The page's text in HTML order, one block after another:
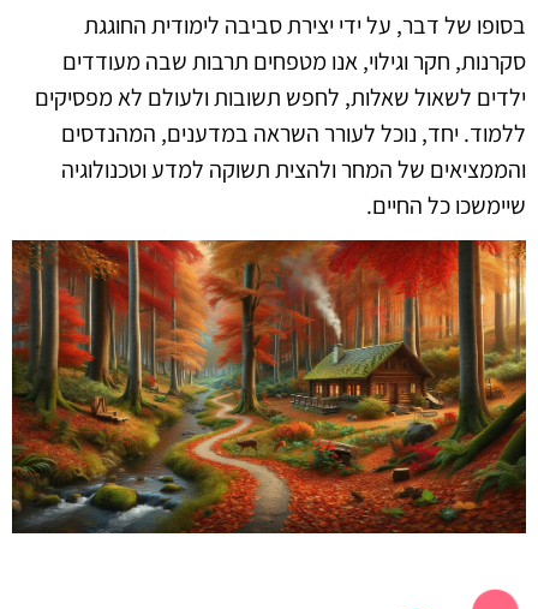
בסופו של דבר, על ידי יצירת סביבה לימודית החוגגת
סקרנות, חקר וגילוי, אנו מטפחים תרבות שבה מעודדים
ילדים לשאול שאלות, לחפש תשובות ולעולם לא מפסיקים
ללמוד. יחד, נוכל לעורר השראה במדענים, המהנדסים
והממציאים של המחר ולהצית תשוקה למדע וטכנולוגיה
שיימשכו כל החיים.